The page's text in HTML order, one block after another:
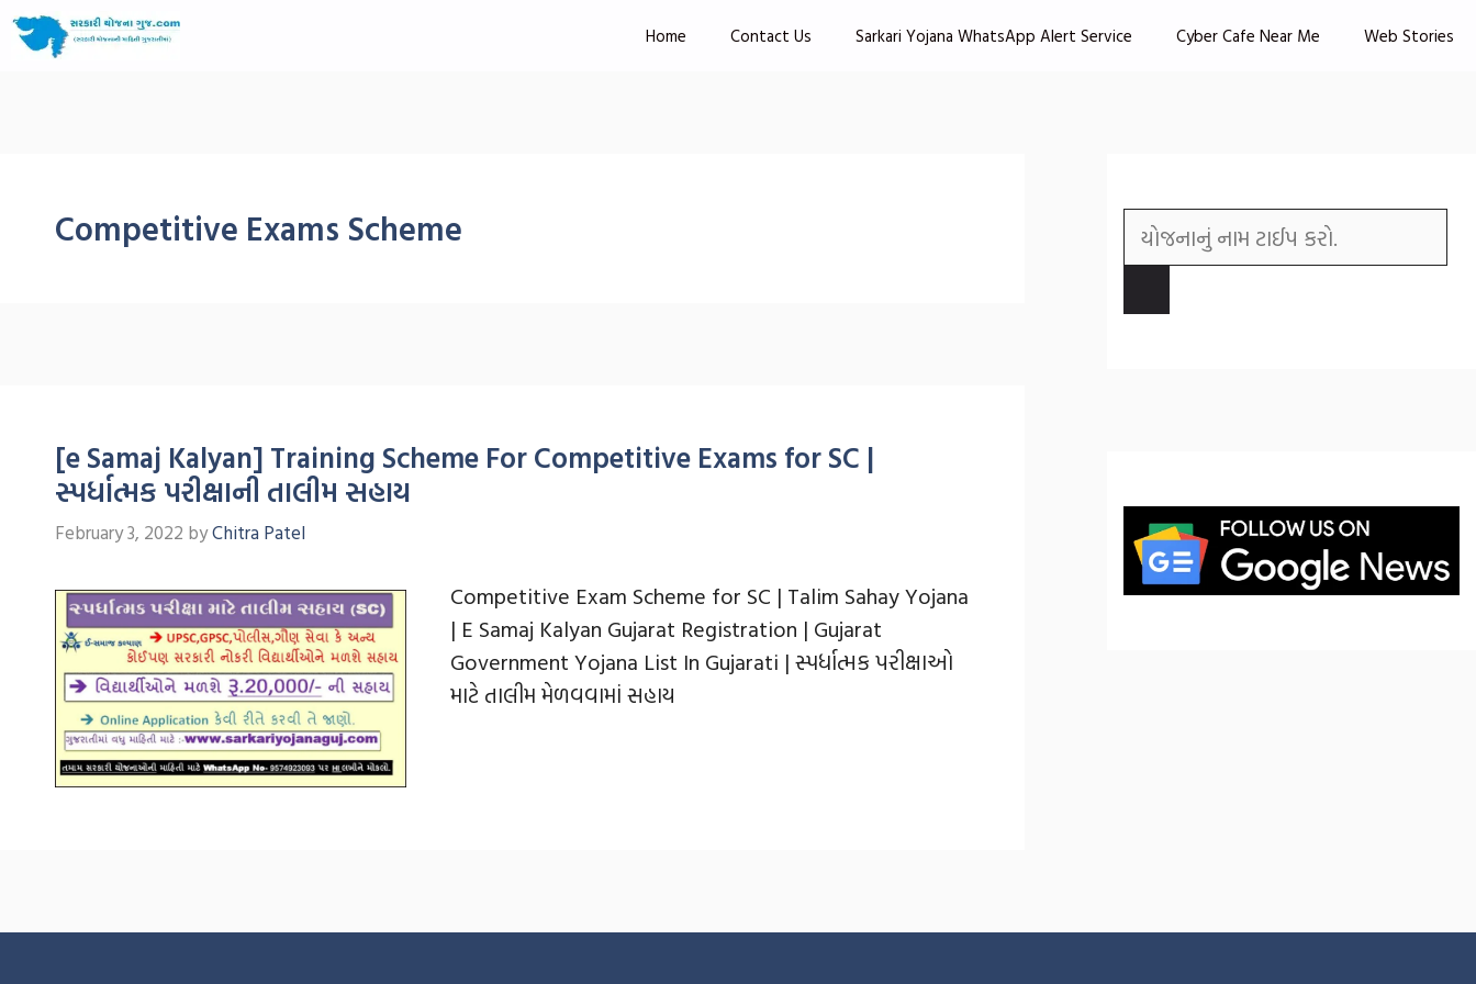
Home Contact Us Sarkari Yojana WhatsApp Alert Service Cyber Cafe Near Me Web Stories
Competitive Exams Scheme
[e Samaj Kalyan] Training Scheme For Competitive Exams for SC |
સ્પર્ધાત્મક પરીક્ષાની તાલીમ સહાય
February 3, 2022 byChitra Patel
Competitive Exam Scheme for SC | Talim Sahay Yojana
| E Samaj Kalyan Gujarat Registration | Gujarat
Government Yojana List In Gujarati | સ્પર્ધાત્મક પરીક્ષાઓ
માટે તાલીમ મેળવવામાં સહાય